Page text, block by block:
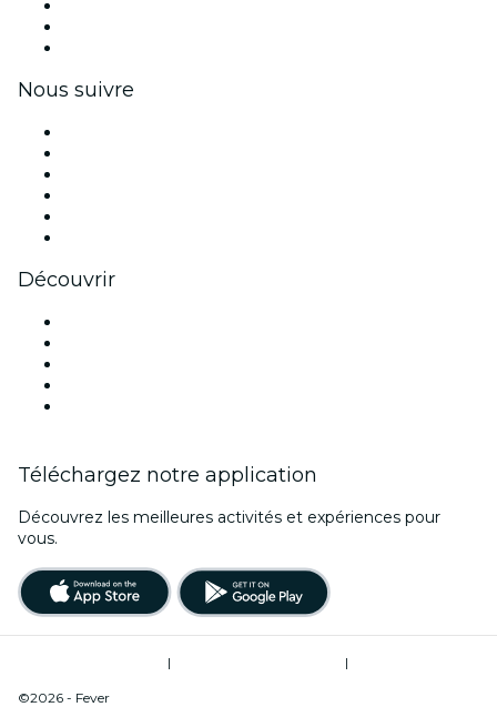
Nous suivre
Découvrir
Téléchargez notre application
Découvrez les meilleures activités et expériences pour
vous.
|
|
©2026 - Fever